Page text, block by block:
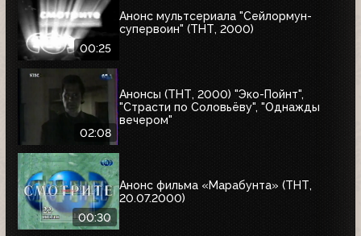
00:25
Анонс мультсериала "Сейлормун-
супервоин" (ТНТ, 2000)
02:08
Анонсы (ТНТ, 2000) "Эко-Пойнт",
"Страсти по Соловьёву", "Однажды
вечером"
00:30
Анонс фильма «Марабунта» (ТНТ,
20.07.2000)